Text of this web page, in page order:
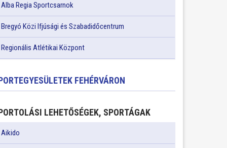
Alba Regia Sportcsarnok
Bregyó Közi Ifjúsági és Szabadidőcentrum
Regionális Atlétikai Központ
FEHÉRVÁRON
LEHETŐSÉGEK, SPORTÁGAK
Aikido